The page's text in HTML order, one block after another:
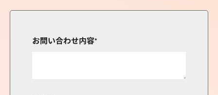
お問い合わせ内容*